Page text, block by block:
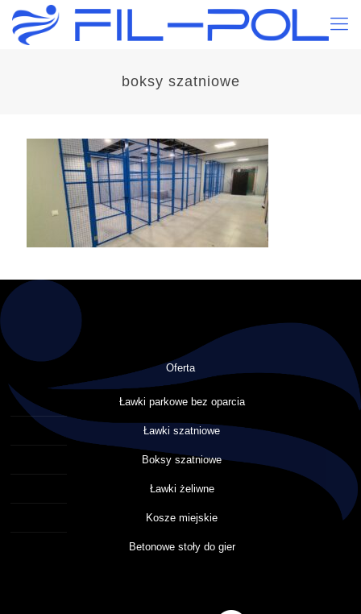
boksy szatniowe
Oferta
Ławki parkowe bez oparcia
Ławki szatniowe
Boksy szatniowe
Ławki żeliwne
Kosze miejskie
Betonowe stoły do gier